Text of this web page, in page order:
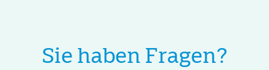
Sie haben Fragen?